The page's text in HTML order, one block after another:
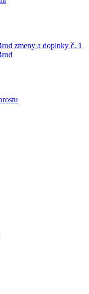
zmeny a doplnky č. 1